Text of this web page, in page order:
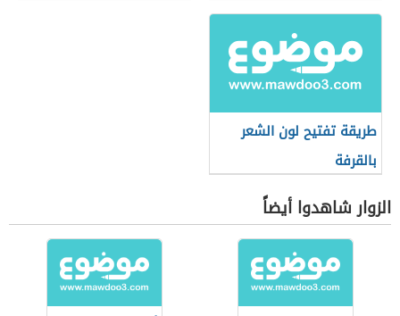
طريقة تفتيح لون الشعر
بالقرفة
الزوار شاهدوا أيضاً